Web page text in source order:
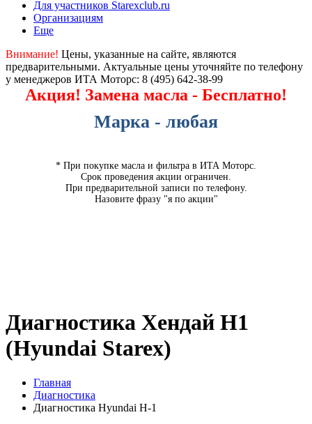
Для участников Starexclub.ru
Организациям
Еще
Внимание! Цены, указанные на сайте, являются
предварительными. Актуальные цены уточняйте по телефону
у менеджеров ИТА Моторс: 8 (495) 642-38-99
Акция! Замена масла - Бесплатно!
Марка - любая
* При покупке масла и фильтра в ИТА Моторс.
Срок проведения акции ограничен.
При предварительной записи по телефону.
Назовите фразу "я по акции"
Диагностика Хендай H1
(Hyundai Starex)
Главная
Диагностика
Диагностика Hyundai H-1